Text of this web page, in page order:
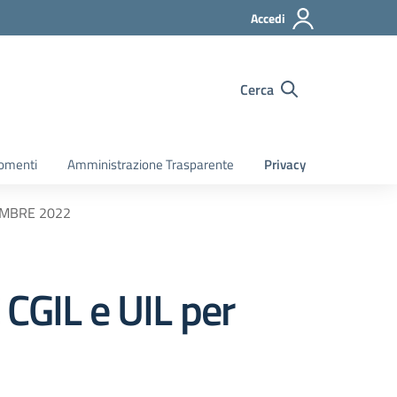
Accedi
Cerca
Amministrazione Trasparente Privacy
2022
e UIL per